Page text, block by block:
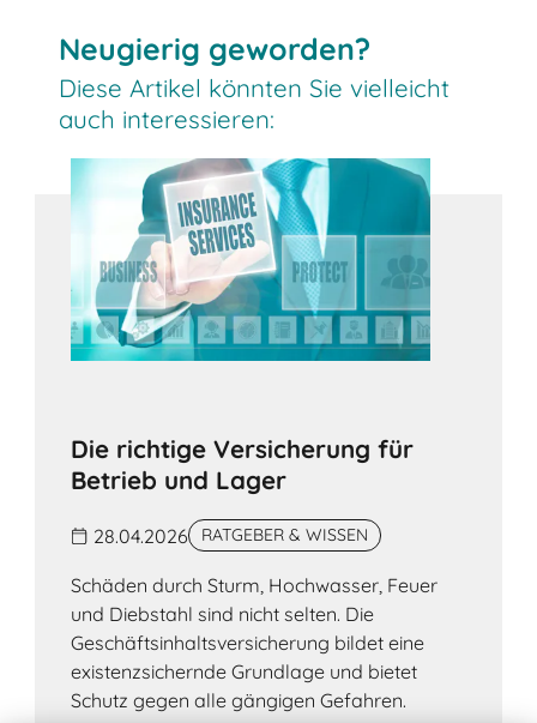
Neugierig geworden?
Diese Artikel könnten Sie vielleicht
auch interessieren:
Die richtige Versicherung für
Betrieb und Lager
28.04.2026 RATGEBER & WISSEN
Schäden durch Sturm, Hochwasser, Feuer
und Diebstahl sind nicht selten. Die
Geschäftsinhaltsversicherung bildet eine
existenzsichernde Grundlage und bietet
Schutz gegen alle gängigen Gefahren.